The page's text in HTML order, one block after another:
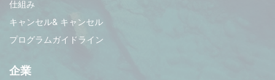
仕組み
キャンセル& キャンセル
プログラムガイドライン
企業